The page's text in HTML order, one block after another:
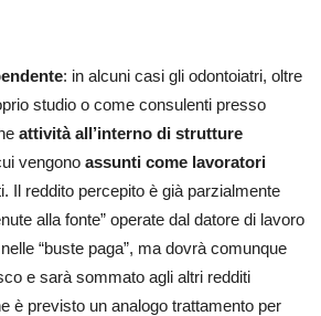
: in alcuni casi gli odontoiatri, oltre
studio o come consulenti presso
attività all’interno di strutture
vengono assunti come lavoratori
Il reddito percepito è già parzialmente
alla fonte” operate dal datore di lavoro
“buste paga”, ma dovrà comunque
e sarà sommato agli altri redditi
è previsto un analogo trattamento per